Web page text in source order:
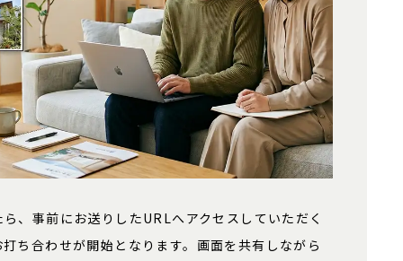
、事前にお送りしたURLへアクセスしていただく
ち合わせが開始となります。画面を共有しながら